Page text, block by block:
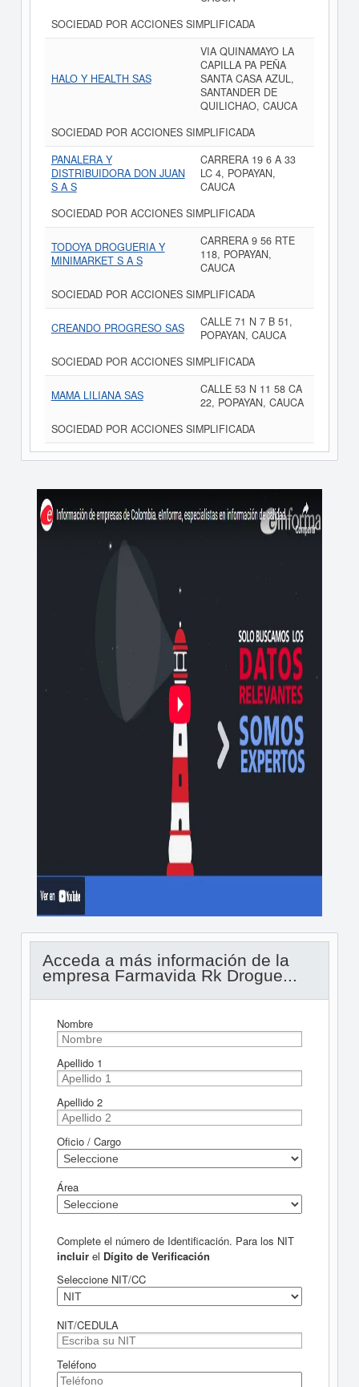
SOCIEDAD POR ACCIONES SIMPLIFICADA
HALO Y HEALTH SAS
VIA QUINAMAYO LA
CAPILLA PA PEÑA
SANTA CASA AZUL,
SANTANDER DE
QUILICHAO, CAUCA
SOCIEDAD POR ACCIONES SIMPLIFICADA
PANALERA Y
DISTRIBUIDORA DON JUAN
S A S
CARRERA 19 6 A 33
LC 4, POPAYAN,
CAUCA
SOCIEDAD POR ACCIONES SIMPLIFICADA
TODOYA DROGUERIA Y
MINIMARKET S A S
CARRERA 9 56 RTE
118, POPAYAN,
CAUCA
SOCIEDAD POR ACCIONES SIMPLIFICADA
CREANDO PROGRESO SAS
CALLE 71 N 7 B 51,
POPAYAN, CAUCA
SOCIEDAD POR ACCIONES SIMPLIFICADA
MAMA LILIANA SAS
CALLE 53 N 11 58 CA
22, POPAYAN, CAUCA
SOCIEDAD POR ACCIONES SIMPLIFICADA
Acceda a más información de la
empresa Farmavida Rk Drogue...
Nombre
Apellido 1
Apellido 2
Oficio / Cargo
Área
Complete el número de Identificación. Para los NIT
incluirel Dígito de Verificación
Seleccione NIT/CC
NIT/CEDULA
Teléfono